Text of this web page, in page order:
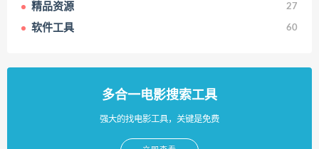
精品资源 27
软件工具 60
多合一电影搜索工具
强大的找电影工具，关键是免费